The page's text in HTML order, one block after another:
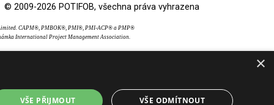
© 2009-2026 POTIFOB, všechna práva vyhrazena
CAPM®, PMBOK®, PMI®, PMI-ACP® a PMP®
International Project Management Association.
×
VŠE PŘIJMOUT VŠE ODMÍTNOUT